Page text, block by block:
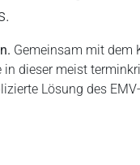
Gemeinsam mit dem
dieser meist
Lösung des